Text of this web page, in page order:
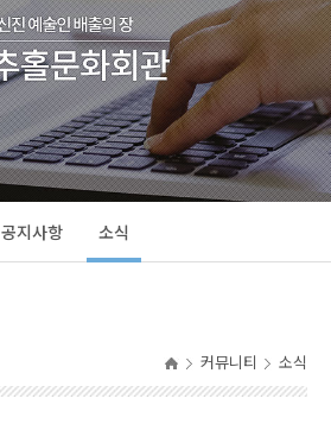
공지사항 소식
커뮤니티 소식